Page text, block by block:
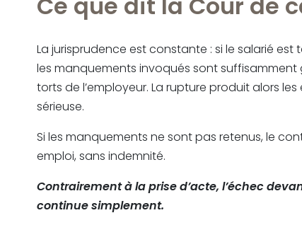
La jurisprudence est constante : si le salarié
les manquements invoqués sont
torts de l’employeur. La rupture produit alors
sérieuse.
Si les manquements ne sont pas retenus, le
emploi, sans indemnité.
Contrairement à la prise d’acte, l’échec
continue simplement.